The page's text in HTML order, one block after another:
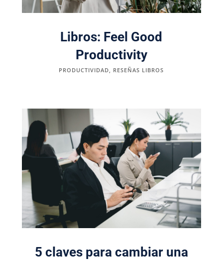
Libros: Feel Good
Productivity
PRODUCTIVIDAD RESEÑAS LIBROS
5 claves para cambiar una